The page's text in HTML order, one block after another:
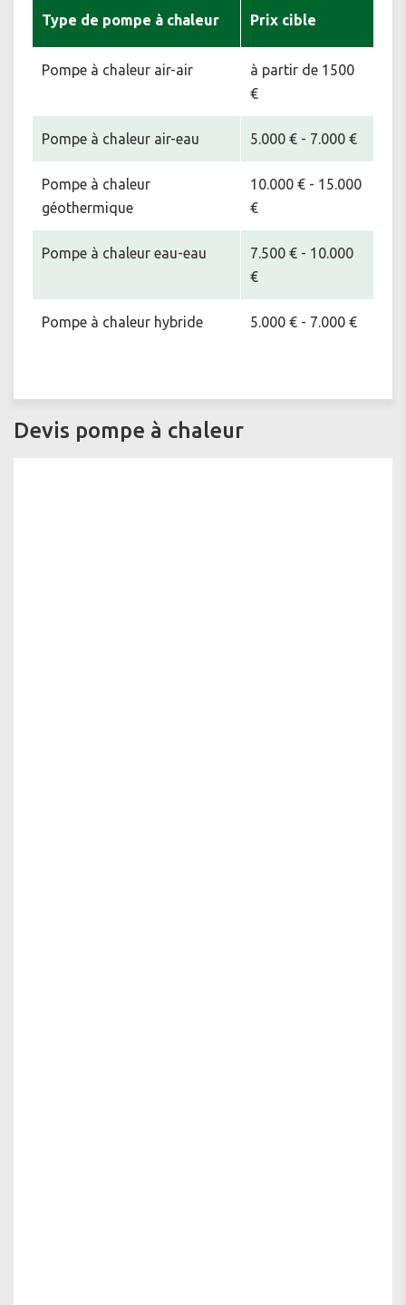
Type de pompe à chaleur Prix cible
Pompe à chaleur air-air
à partir de 1500
€
Pompe à chaleur air-eau 5.000 € - 7.000 €
Pompe à chaleur
géothermique
10.000 € - 15.000
€
Pompe à chaleur eau-eau
7.500 € - 10.000
€
Pompe à chaleur hybride 5.000 € - 7.000 €
Devis pompe à chaleur